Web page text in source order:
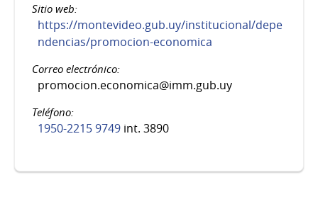
Sitio web:
https://montevideo.gub.uy/institucional/depe
ndencias/promocion-economica
Correo electrónico:
promocion.economica@imm.gub.uy
Teléfono:
1950-2215 9749 int. 3890